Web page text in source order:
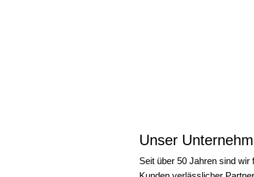
Unser
Seit über 50 Jahren sind wir